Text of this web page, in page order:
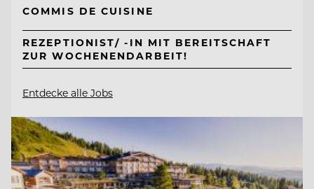
COMMIS DE CUISINE
REZEPTIONIST/ -IN MIT BEREITSCHAFT
ZUR WOCHENENDARBEIT!
Entdecke alle Jobs